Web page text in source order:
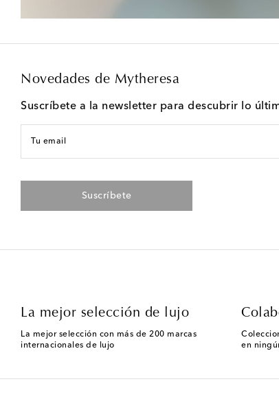
Novedades de Mytheresa
Suscríbete a la newsletter para descubrir lo
Tu email
Suscríbete
La mejor selección de lujo
La mejor selección con más de 200 marcas
internacionales de lujo
en